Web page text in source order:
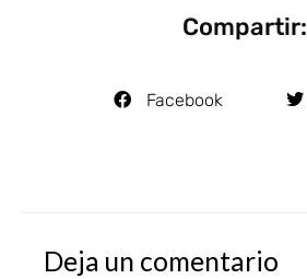
Compartir:
Facebook
Deja un comentario